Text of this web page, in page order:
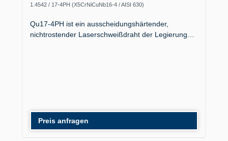
1.4542 / 17-4PH (X5CrNiCuNb16-4 / AISI 630)
Qu17-4PH ist ein ausscheidungshärtender,
nichtrostender Laserschweißdraht der Legierung…
Preis anfragen